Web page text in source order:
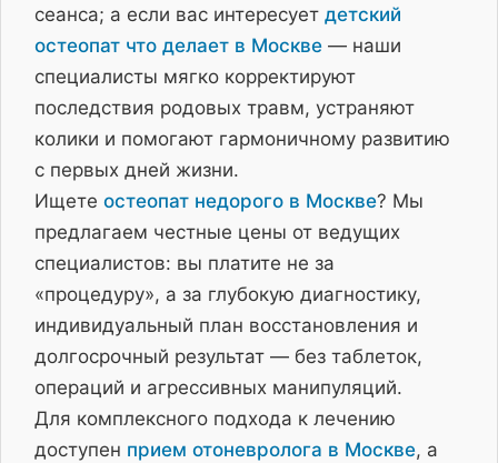
сеанса; а если вас интересует детский
остеопат что делает в Москве — наши
специалисты мягко корректируют
последствия родовых травм, устраняют
колики и помогают гармоничному развитию
с первых дней жизни.
Ищете остеопат недорого в Москве? Мы
предлагаем честные цены от ведущих
специалистов: вы платите не за
«процедуру», а за глубокую диагностику,
индивидуальный план восстановления и
долгосрочный результат — без таблеток,
операций и агрессивных манипуляций.
Для комплексного подхода к лечению
доступен прием отоневролога в Москве, а